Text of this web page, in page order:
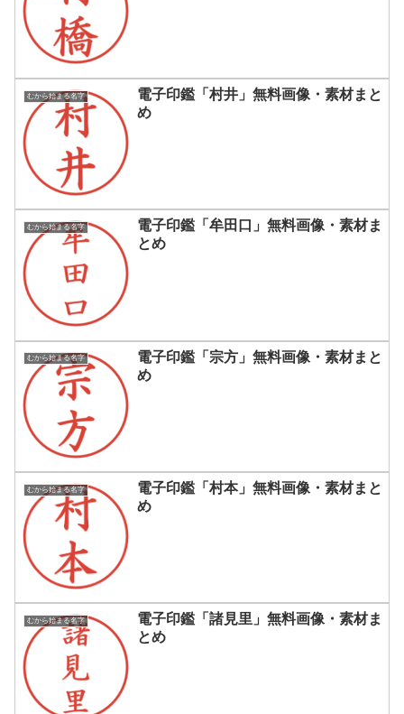
むから始まる名字
電子印鑑「村井」無料画像・素材まと
め
むから始まる名字
電子印鑑「牟田口」無料画像・素材ま
とめ
むから始まる名字
電子印鑑「宗方」無料画像・素材まと
め
むから始まる名字
電子印鑑「村本」無料画像・素材まと
め
むから始まる名字
電子印鑑「諸見里」無料画像・素材ま
とめ